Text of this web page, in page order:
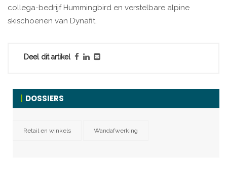
collega-bedrijf Hummingbird en verstelbare alpine
skischoenen van Dynafit.
Deel dit artikel
DOSSIERS
Retail en winkels Wandafwerking